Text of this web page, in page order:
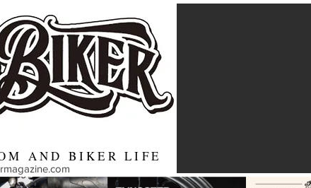
AND BIKER LIFE